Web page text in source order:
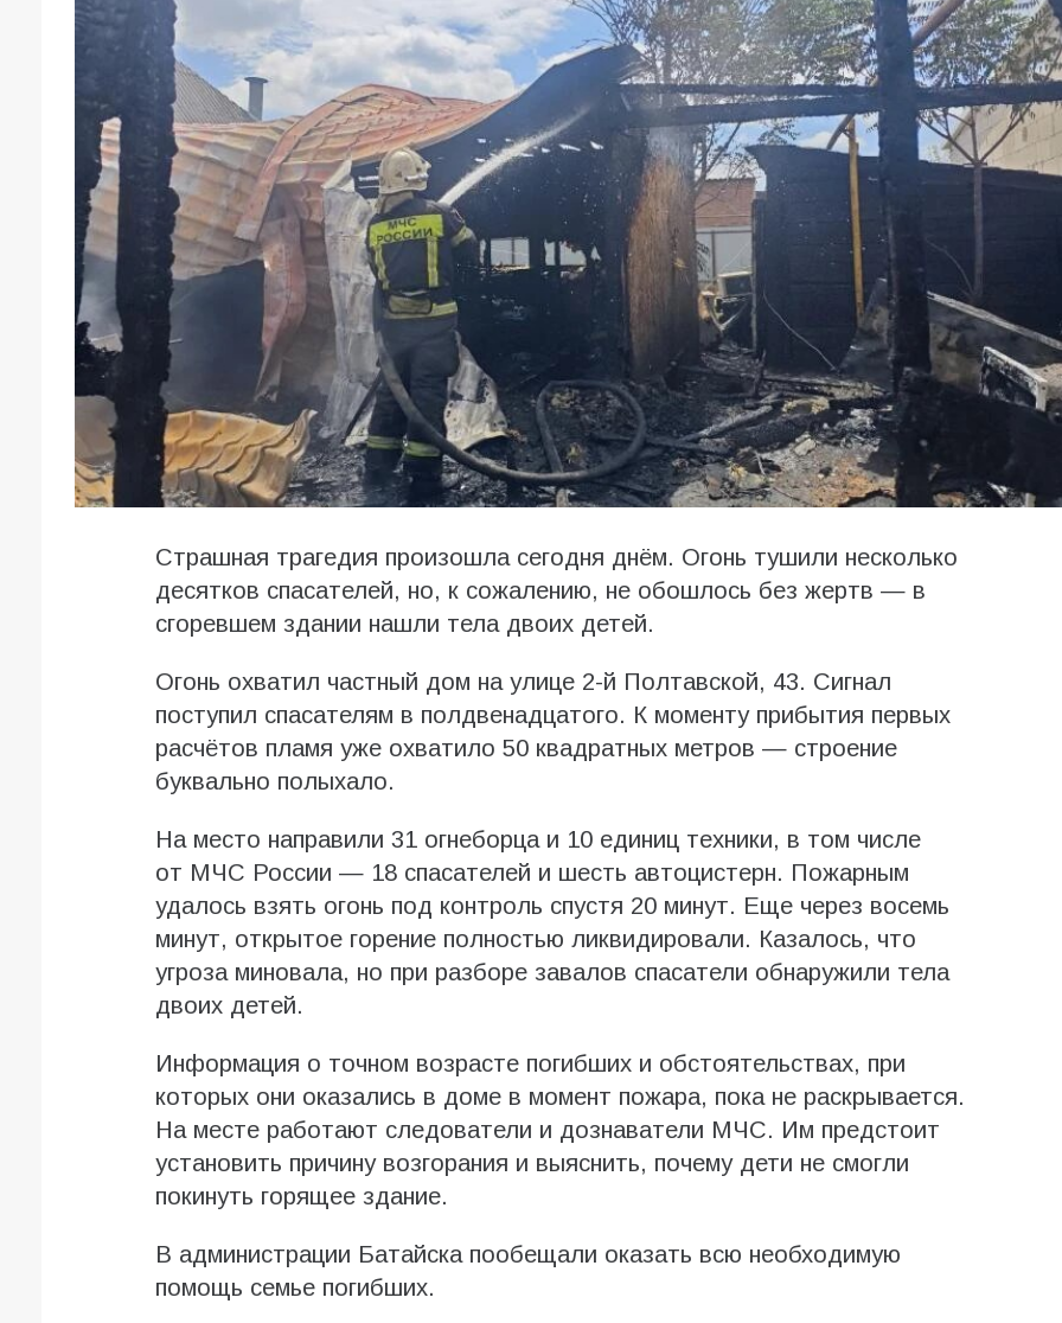
Страшная трагедия произошла сегодня днём. Огонь тушили несколько
десятков спасателей, но, к сожалению, не обошлось без жертв — в
сгоревшем здании нашли тела двоих детей.
Огонь охватил частный дом на улице 2-й Полтавской, 43. Сигнал
поступил спасателям в полдвенадцатого. К моменту прибытия первых
расчётов пламя уже охватило 50 квадратных метров — строение
буквально полыхало.
На место направили 31 огнеборца и 10 единиц техники, в том числе
от МЧС России — 18 спасателей и шесть автоцистерн. Пожарным
удалось взять огонь под контроль спустя 20 минут. Еще через восемь
минут, открытое горение полностью ликвидировали. Казалось, что
угроза миновала, но при разборе завалов спасатели обнаружили тела
двоих детей.
Информация о точном возрасте погибших и обстоятельствах, при
которых они оказались в доме в момент пожара, пока не раскрывается.
На месте работают следователи и дознаватели МЧС. Им предстоит
установить причину возгорания и выяснить, почему дети не смогли
покинуть горящее здание.
В администрации Батайска пообещали оказать всю необходимую
помощь семье погибших.